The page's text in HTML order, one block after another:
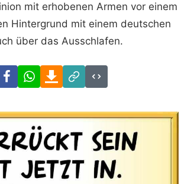
mit erhobenen Armen vor einem
Hintergrund mit einem deutschen
über das Ausschlafen.
FacebookWhatsAppDownload
Link
Code